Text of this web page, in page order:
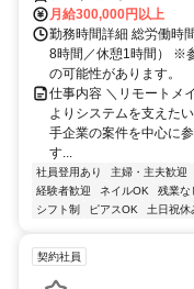
月給300,000円以上
勤務時間詳細 総労働時
8時間／休憩1時間） ※
の可能性があります。
仕事内容 ＼リモートメ
よりシステムを支えた
手企業の案件を中心に
す...
社員登用あり 主婦・主夫歓迎
経験者歓迎
ネイルOK 残業な
シフト制
ピアスOK 土日祝休
契約社員